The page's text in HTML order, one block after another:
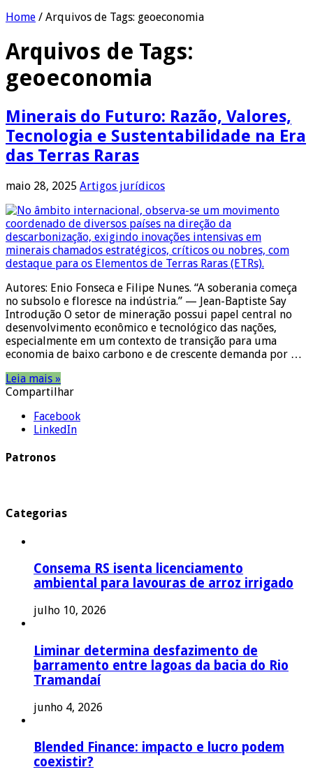
Home / Arquivos de Tags: geoeconomia
Arquivos de Tags:
geoeconomia
Minerais do Futuro: Razão, Valores,
Tecnologia e Sustentabilidade na Era
das Terras Raras
maio 28, 2025 Artigos jurídicos
Autores: Enio Fonseca e Filipe Nunes. “A soberania começa
no subsolo e floresce na indústria.” — Jean-Baptiste Say
Introdução O setor de mineração possui papel central no
desenvolvimento econômico e tecnológico das nações,
especialmente em um contexto de transição para uma
economia de baixo carbono e de crescente demanda por …
Leia mais »
Compartilhar
Facebook
LinkedIn
Patronos
Categorias
Consema RS isenta licenciamento
ambiental para lavouras de arroz irrigado
julho 10, 2026
Liminar determina desfazimento de
barramento entre lagoas da bacia do Rio
Tramandaí
junho 4, 2026
Blended Finance: impacto e lucro podem
coexistir?